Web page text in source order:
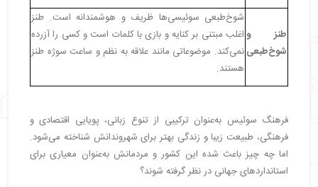
طنز و
شوخ‌طبعی
شوخ‌طبعی سوئیسی‌ها ظریف و هوشمندانه است. طنز
اغلب مبتنی بر کنایه و بازی با کلمات است و کسی را آزرده
نمی‌کند. موضوعاتی مانند علاقه به نظم و ساعت سوژه طنز
هستند.
فرهنگ سوئیس به‌عنوان ترکیبی از تنوع زبانی، پویایی اقتصادی و
فرهنگی، طبیعت زیبا و زندگی بهتر برای شهروندانش شناخته می‌شود.
اما چه چیز باعث شده این کشور و مردمانش به‌عنوان معیاری برای
استانداردهای جهانی در نظر گرفته شوند؟